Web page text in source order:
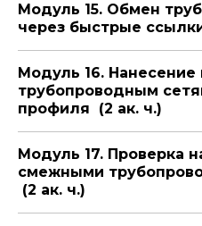
Модуль 15. Обмен
через быстрые
Модуль 16.
трубопроводным
профиля (2 ак. ч.)
Модуль 17. Проверка
смежными
(2 ак. ч.)